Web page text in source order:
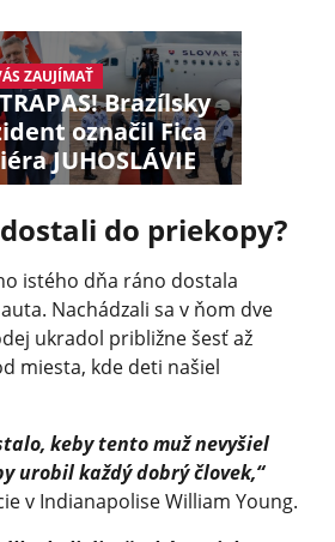
ZAUJÍMAŤ
Brazílsky
označil Fica
JUHOSLÁVIE
do priekopy?
istého dňa ráno dostala
Nachádzali sa v ňom dve
ukradol približne šesť až
miesta, kde deti našiel
keby tento muž nevyšiel
urobil každý dobrý človek,“
v Indianapolise William Young.